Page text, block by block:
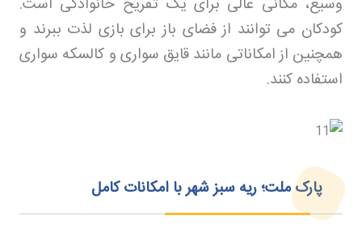
کودکان می توانند از فضای باز برای بازی لذت ببرند و
همچنین از امکاناتی مانند قایق سواری و کالسکه سواری
استفاده کنند.
پارک ملت؛ ریه سبز شهر با امکانات کامل